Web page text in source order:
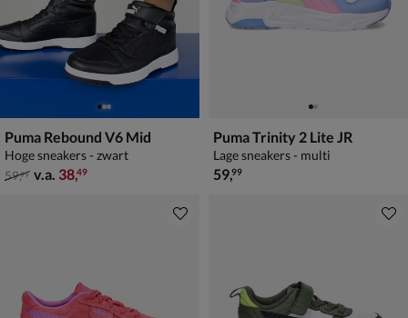
Puma Rebound V6 Mid
Hoge sneakers - zwart
van € 59,99 vanaf € 38,49
59,99 v.a. 38,49
Puma Trinity 2 Lite JR
Lage sneakers - multi
€ 59,99
59,99